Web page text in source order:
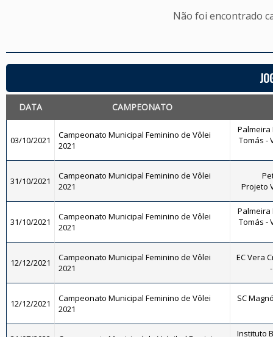
Não foi encontrado
DATA CAMPEONATO
03/10/2021
Campeonato Municipal Feminino de Vôlei
2021
Palmeira
Tomás -
31/10/2021
Campeonato Municipal Feminino de Vôlei
2021
Projeto
31/10/2021
Campeonato Municipal Feminino de Vôlei
2021
Palmeira
Tomás -
12/12/2021
Campeonato Municipal Feminino de Vôlei
2021
EC Vera
12/12/2021
Campeonato Municipal Feminino de Vôlei
2021
SC
Instituto